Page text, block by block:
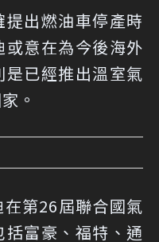
出燃油車停產時
意在為今後海外
已經推出溫室氣
。
第26屆聯合國氣
富豪、福特、通